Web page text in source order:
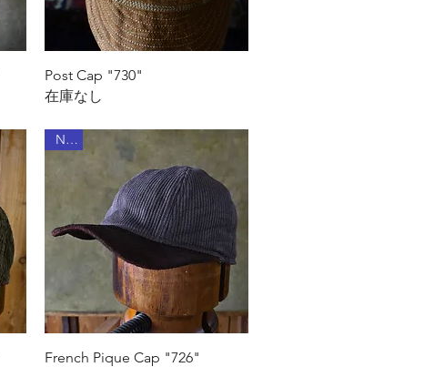
クイックビュー
Post Cap "730"
在庫なし
クイックビュー
New
French Pique Cap "726"